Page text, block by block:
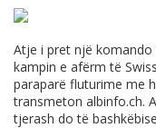
Atje i pret një
kampin e afërm të
paraparë fluturime me
transmeton albinfo.ch.
tjerash do të